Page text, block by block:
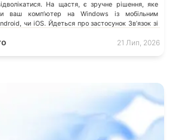
На щастя, є зручне рішення, яке
ваш компʼютер на Windows із мобільним
чи iOS. Йдеться про застосунок Звʼязок зі
Link) від Microsoft, що перетворює ваш ПК на
функцій смартфона.
21 Лип, 2026